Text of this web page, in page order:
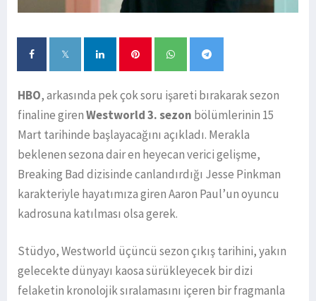
HBO, arkasında pek çok soru işareti bırakarak sezon
finaline girenWestworld 3. sezon bölümlerinin 15
Mart tarihinde başlayacağını açıkladı. Merakla
beklenen sezona dair en heyecan verici gelişme,
Breaking Bad dizisinde canlandırdığı Jesse Pinkman
karakteriyle hayatımıza giren Aaron Paul’un oyuncu
kadrosuna katılması olsa gerek.
Stüdyo, Westworld üçüncü sezon çıkış tarihini, yakın
gelecekte dünyayı kaosa sürükleyecek bir dizi
felaketin kronolojik sıralamasını içeren bir fragmanla